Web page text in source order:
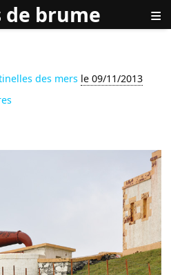
de brume ≡
des mers le 09/11/2013